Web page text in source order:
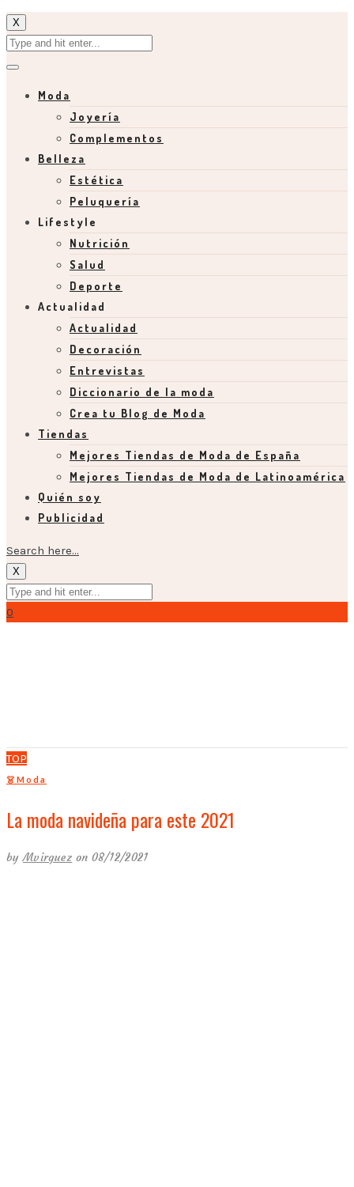
X
Moda
Joyería
Complementos
Belleza
Estética
Peluquería
Lifestyle
Nutrición
Salud
Deporte
Actualidad
Actualidad
Decoración
Entrevistas
Diccionario de la moda
Crea tu Blog de Moda
Tiendas
Mejores Tiendas de Moda de España
Mejores Tiendas de Moda de Latinoamérica
Quién soy
Publicidad
Search here...
X
0
TOP
👗Moda
La moda navideña para este 2021
byMvirguez on 08/12/2021